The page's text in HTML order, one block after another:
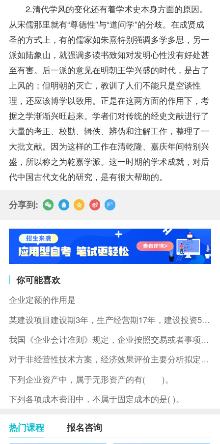
2.清代学风的变化还有着学术史本身方面的原因。
从宋儒那里就有“尊德性”与“道问学”的分歧。在成贤成
圣的方式上，有的儒家如朱熹特别强调多学多思，另一
派如陆象山，就强调多读书致知对发明心性没有好处甚
至有害。后一派的意见在明朝王学兴盛的时代，是占了
上风的；但明朝的灭亡，教训了人们不能只是空谈性
理，还应该博学以致用。正是在这两方面的作用下，考
据之学渐渐兴旺起来。学者们对传统的经史文献进行了
大量的考正、校勘、辑佚、辨伪和注解工作，整理了一
大批文献。因为这样的工作在清乾隆、嘉庆年间特别兴
盛，所以称之为乾嘉学派。这一时期的学术成就，对后
代中国古代文化的研究，是有很大帮助的。
分享到:
你可能喜欢
企业定额的作用是
某建设项目建设期3年，生产经营期17年，建设投资5500万元
我国《企业会计准则》规定，企业按照交易或者事项的经济特征确定
对于非经营性技术方案，经济效果评价主要分析拟定方案的( )。
下列企业资产中，属于无形资产的有( )。
下列各项成本费用中，不属于固定成本的是( )。
热门课程 报名咨询